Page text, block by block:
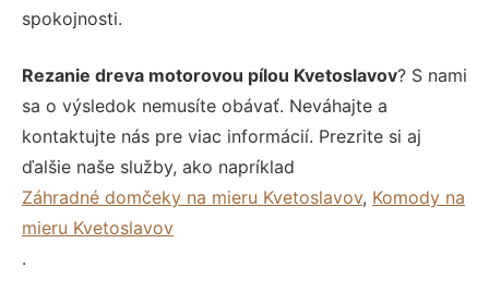
spokojnosti.
Rezanie dreva motorovou pílou Kvetoslavov? S nami
sa o výsledok nemusíte obávať. Neváhajte a
kontaktujte nás pre viac informácií. Prezrite si aj
ďalšie naše služby, ako napríklad
Záhradné domčeky na mieru Kvetoslavov, Komody na
mieru Kvetoslavov
.